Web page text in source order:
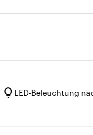
lightbulb LED-Beleuchtung